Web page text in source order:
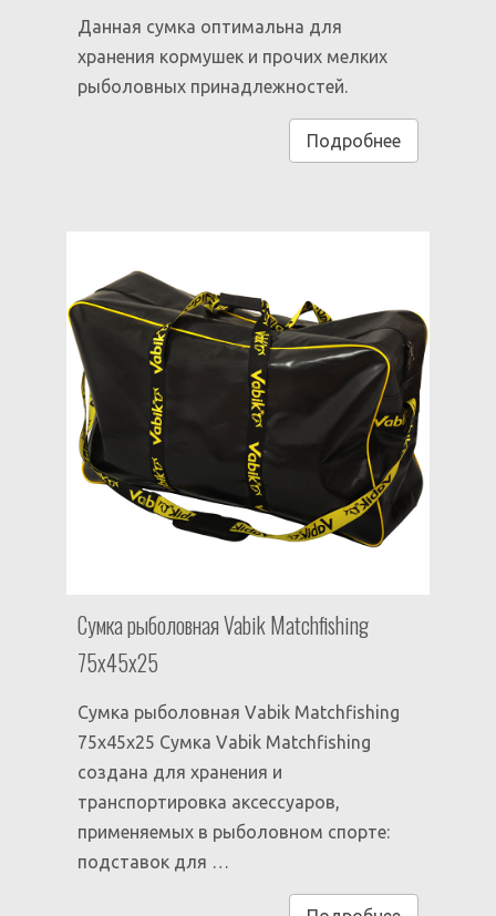
Данная сумка оптимальна для
хранения кормушек и прочих мелких
рыболовных принадлежностей.
Подробнее
Сумка рыболовная Vabik Matchfishing
75х45х25
Сумка рыболовная Vabik Matchfishing
75х45х25 Сумка Vabik Matchfishing
создана для хранения и
транспортировка аксессуаров,
применяемых в рыболовном спорте:
подставок для …